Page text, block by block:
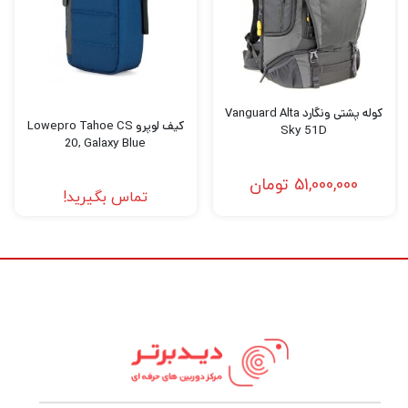
نظامی‌مانند، فضای داخلی فوق‌العاده بزرگ و
سیستم محافظت چندلایه، انتخابی ایده‌آل برای
افرادی است که تجهیزات متعددی دارند و به‌دنبال
طراحی و ساختار بدنه کوله پشتی ونگارد Vanguard VEO
Range T48 Blue
کوله پشتی ونگارد Vanguard VEO Range T48
شده که در برابر شرایط سخت محیطی، رطوبت و
گردوغبار مقاومت بسیار بالایی دارد.
کوله پشتی ونگارد Vanguard Alta
Sky 51D
51,000,000 تومان
کیف لوپرو Lowepro Tahoe CS
20, Galaxy Blue
تماس بگیرید!